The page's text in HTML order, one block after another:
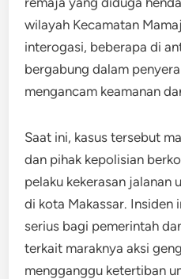
wilayah Kecamatan
interogasi, beberapa di
bergabung dalam
mengancam keamanan
Saat ini, kasus tersebut
dan pihak kepolisian
pelaku kekerasan jalanan
di kota Makassar. Insiden
serius bagi pemerintah
terkait maraknya aksi
mengganggu ketertiban